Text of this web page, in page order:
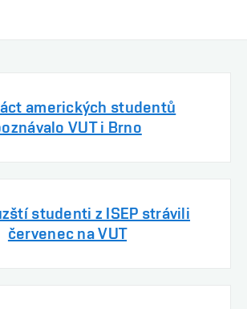
amerických studentů
VUT i Brno
studenti z ISEP strávili
červenec na VUT